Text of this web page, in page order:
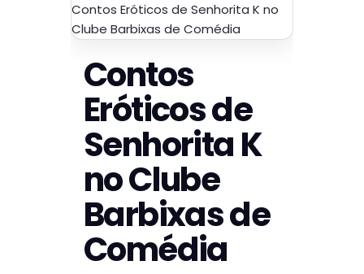
Contos Eróticos de Senhorita K no
Clube Barbixas de Comédia
Contos
Eróticos de
Senhorita K
no Clube
Barbixas de
Comédia